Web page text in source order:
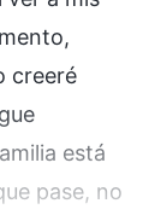
creeré
está
pase, no